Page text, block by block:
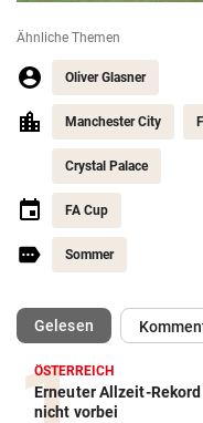
Ähnliche Themen
Oliver Glasner
Manchester City
Crystal Palace
FA Cup
Sommer
Gelesen(ausgewählt)
ÖSTERREICH
Erneuter Allzeit-
nicht vorbei